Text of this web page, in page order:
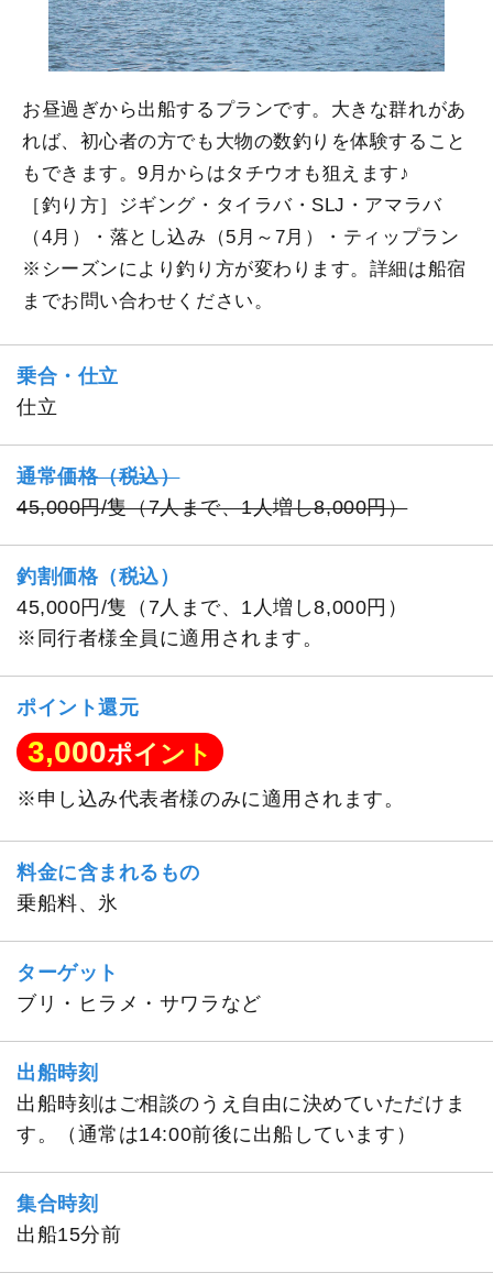
お昼過ぎから出船するプランです。大きな群れがあ
れば、初心者の方でも大物の数釣りを体験すること
もできます。9月からはタチウオも狙えます♪
［釣り方］ジギング・タイラバ・SLJ・アマラバ
（4月）・落とし込み（5月～7月）・ティップラン
※シーズンにより釣り方が変わります。詳細は船宿
までお問い合わせください。
乗合・仕立
仕立
通常価格（税込）
45,000円/隻（7人まで、1人増し8,000円）
釣割価格（税込）
45,000円/隻（7人まで、1人増し8,000円）
※同行者様全員に適用されます。
ポイント還元
3,000ポイント
※申し込み代表者様のみに適用されます。
料金に含まれるもの
乗船料、氷
ターゲット
ブリ・ヒラメ・サワラなど
出船時刻
出船時刻はご相談のうえ自由に決めていただけま
す。（通常は14:00前後に出船しています）
集合時刻
出船15分前